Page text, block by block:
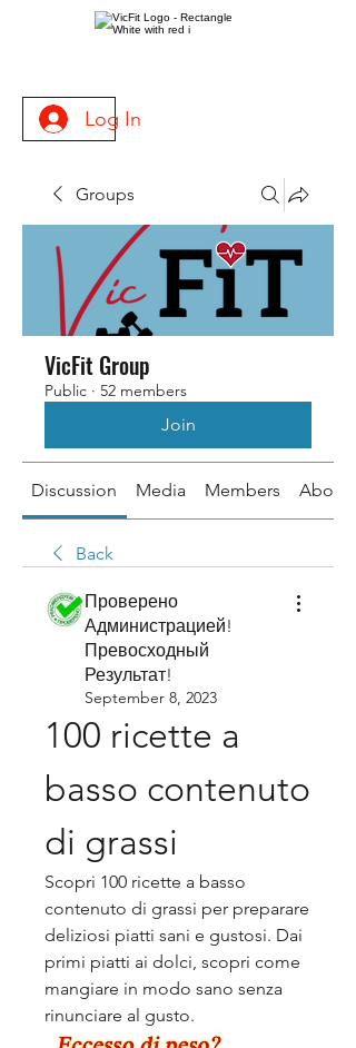
Log In
Groups
VicFit Group
Public · 52 members
Join
Discussion Media Members About
Back
Проверено
Администрацией!
Превосходный
Результат!
September 8, 2023
100 ricette a
basso contenuto
di grassi
Scopri 100 ricette a basso
contenuto di grassi per preparare
deliziosi piatti sani e gustosi. Dai
primi piatti ai dolci, scopri come
mangiare in modo sano senza
rinunciare al gusto.